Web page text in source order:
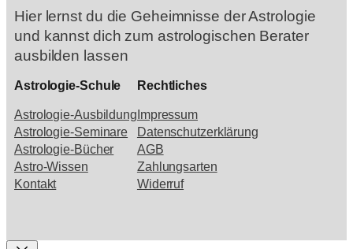
Hier lernst du die Geheimnisse der Astrologie
und kannst dich zum astrologischen Berater
ausbilden lassen
Astrologie-Schule
Astrologie-Ausbildung
Astrologie-Seminare
Astrologie-Bücher
Astro-Wissen
Kontakt
Rechtliches
Impressum
Datenschutzerklärung
AGB
Zahlungsarten
Widerruf